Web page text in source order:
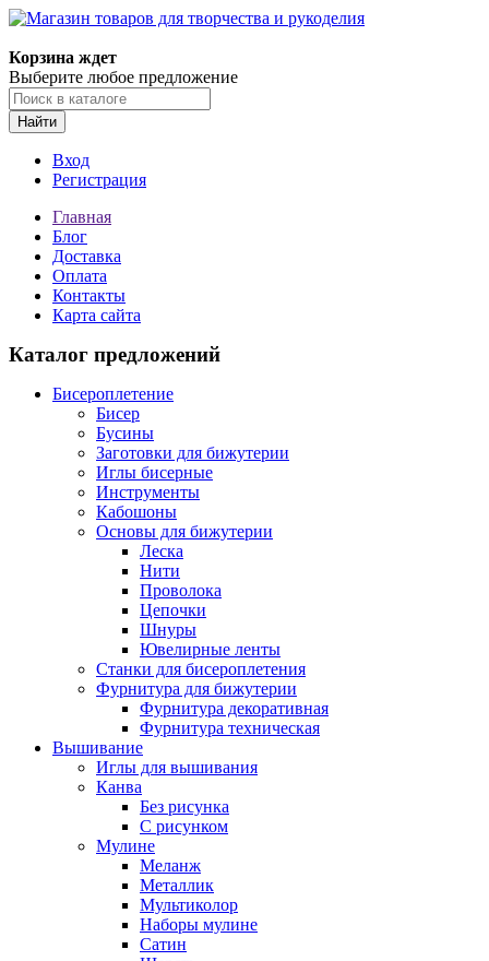
Корзина ждет
Выберите любое предложение
Найти
Вход
Регистрация
Главная
Блог
Доставка
Оплата
Контакты
Карта сайта
Каталог предложений
Бисероплетение
Бисер
Бусины
Заготовки для бижутерии
Иглы бисерные
Инструменты
Кабошоны
Основы для бижутерии
Леска
Нити
Проволока
Цепочки
Шнуры
Ювелирные ленты
Станки для бисероплетения
Фурнитура для бижутерии
Фурнитура декоративная
Фурнитура техническая
Вышивание
Иглы для вышивания
Канва
Без рисунка
С рисунком
Мулине
Меланж
Металлик
Мультиколор
Наборы мулине
Сатин